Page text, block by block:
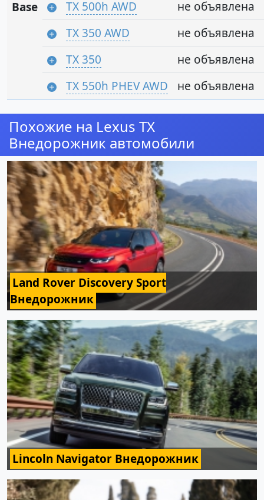
Base TX 500h AWD
не объявлена
TX 350 AWD
не объявлена
TX 350
не объявлена
TX 550h PHEV AWD
не объявлена
Похожие на Lexus TX
Внедорожник автомобили
Land Rover Discovery Sport
Внедорожник
Lincoln Navigator Внедорожник